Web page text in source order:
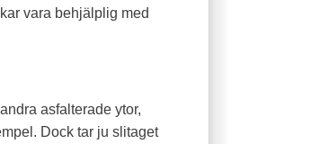
vara behjälplig med
asfalterade ytor,
Dock tar ju slitaget